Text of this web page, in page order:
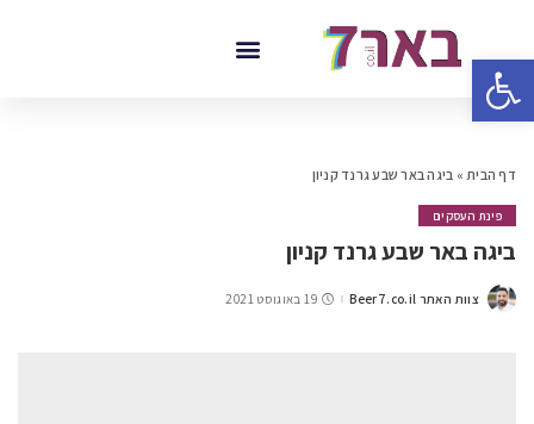
פתח סרגל נגישות
דף הבית» ביגה באר שבע גרנד קניון
פינת העסקים
ביגה באר שבע גרנד קניון
צוות האתר Beer7.co.il 19 באוגוסט 2021